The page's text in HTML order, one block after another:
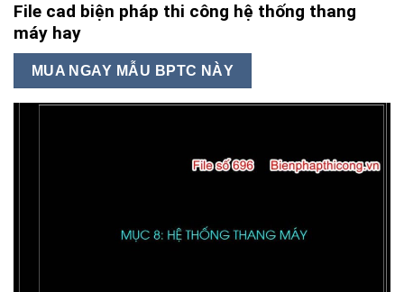
File cad biện pháp thi công hệ thống thang
máy hay
MUA NGAY MẪU BPTC NÀY